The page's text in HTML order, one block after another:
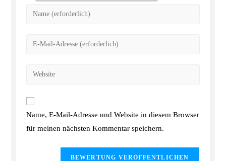
Name, E-Mail-Adresse und Website in diesem Browser
für meinen nächsten Kommentar speichern.